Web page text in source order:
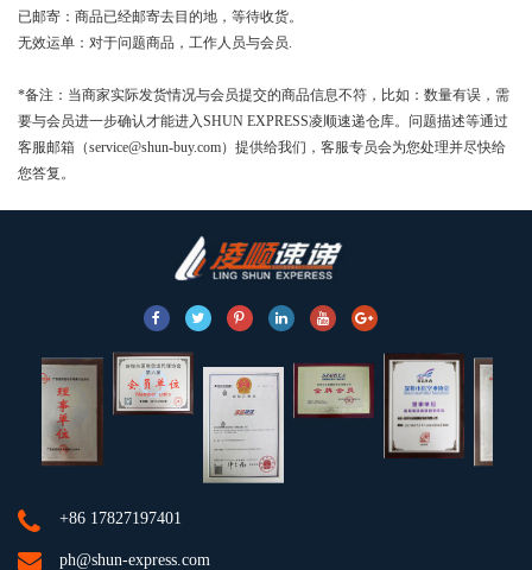
已邮寄 ：商品已经邮寄去目的地，等待收货。
无效运单 ：对于问题商品，工作人员与会员.
*备注：当商家实际发货情况与会员提交的商品信息不符，比如：数量有误，需
要与会员进一步确认才能进入SHUN EXPRESS凌顺速递仓库。问题描述等通过
客服邮箱（service@shun-buy.com）提供给我们，客服专员会为您处理并尽快给
您答复。
+86 17827197401
ph@shun-express.com